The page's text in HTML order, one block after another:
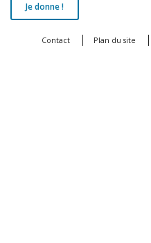
Je donne !
Contact Plan du site